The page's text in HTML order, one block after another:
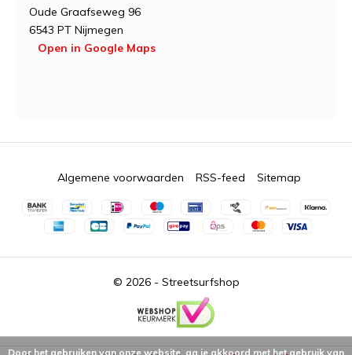
Oude Graafseweg 96
6543 PT Nijmegen
Open in Google Maps
© 2026 - Streetsurfshop
Algemene voorwaarden RSS-feed Sitemap
Door het gebruiken van onze website, ga je akkoord met het gebruik van